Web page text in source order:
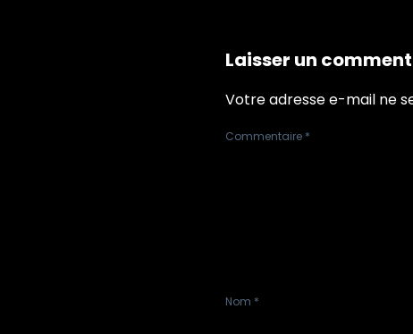
Laisser un
Votre adresse e-mail ne
Commentaire *
Nom *